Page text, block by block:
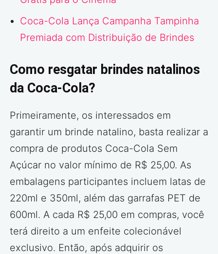
Coca-Cola Lança Campanha Tampinha
Premiada com Distribuição de Brindes
Como resgatar brindes natalinos
da Coca-Cola?
Primeiramente, os interessados em
garantir um brinde natalino, basta realizar a
compra de produtos Coca-Cola Sem
Açúcar no valor mínimo de R$ 25,00. As
embalagens participantes incluem latas de
220ml e 350ml, além das garrafas PET de
600ml. A cada R$ 25,00 em compras, você
terá direito a um enfeite colecionável
exclusivo. Então, após adquirir os